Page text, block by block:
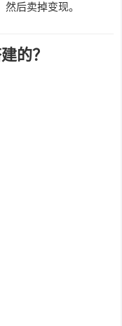
后卖掉变现。
的？